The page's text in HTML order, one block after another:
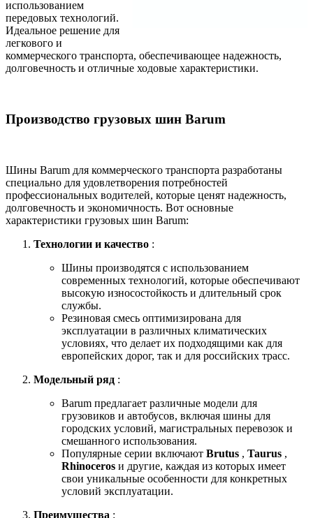
использованием
передовых технологий.
Идеальное решение для
легкового и
коммерческого транспорта, обеспечивающее надежность,
долговечность и отличные ходовые характеристики.
Производство грузовых шин Barum
Шины Barum для коммерческого транспорта разработаны
специально для удовлетворения потребностей
профессиональных водителей, которые ценят надежность,
долговечность и экономичность. Вот основные
характеристики грузовых шин Barum:
Технологии и качество :
Шины производятся с использованием
современных технологий, которые обеспечивают
высокую износостойкость и длительный срок
службы.
Резиновая смесь оптимизирована для
эксплуатации в различных климатических
условиях, что делает их подходящими как для
европейских дорог, так и для российских трасс.
Модельный ряд :
Barum предлагает различные модели для
грузовиков и автобусов, включая шины для
городских условий, магистральных перевозок и
смешанного использования.
Популярные серии включают Brutus , Taurus ,
Rhinoceros и другие, каждая из которых имеет
свои уникальные особенности для конкретных
условий эксплуатации.
Преимущества :